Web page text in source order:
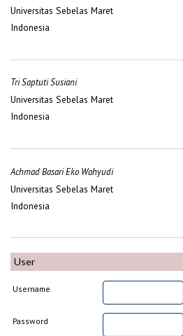
Universitas Sebelas Maret
Indonesia
Tri Saptuti Susiani
Universitas Sebelas Maret
Indonesia
Achmad Basari Eko Wahyudi
Universitas Sebelas Maret
Indonesia
User
Username
Password